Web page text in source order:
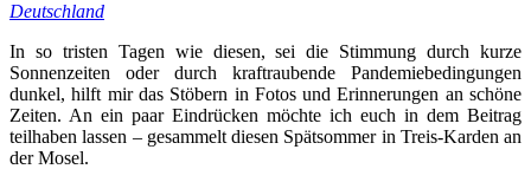
Deutschland
In so tristen Tagen wie diesen, sei die Stimmung durch kurze
Sonnenzeiten oder durch kraftraubende Pandemiebedingungen
dunkel, hilft mir das Stöbern in Fotos und Erinnerungen an schöne
Zeiten. An ein paar Eindrücken möchte ich euch in dem Beitrag
teilhaben lassen – gesammelt diesen Spätsommer in Treis-Karden an
der Mosel.